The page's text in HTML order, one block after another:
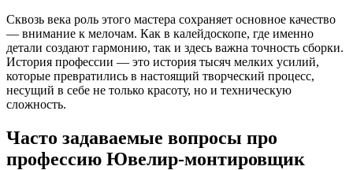
Сквозь века роль этого мастера сохраняет основное качество
— внимание к мелочам. Как в калейдоскопе, где именно
детали создают гармонию, так и здесь важна точность сборки.
История профессии — это история тысяч мелких усилий,
которые превратились в настоящий творческий процесс,
несущий в себе не только красоту, но и техническую
сложность.
Часто задаваемые вопросы про
профессию Ювелир-монтировщик